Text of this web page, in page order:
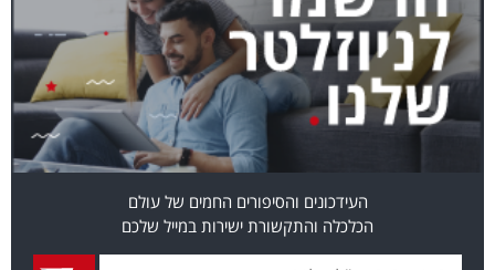
העידכונים והסיפורים החמים של עולם
הכלכלה והתקשורת ישירות במייל שלכם